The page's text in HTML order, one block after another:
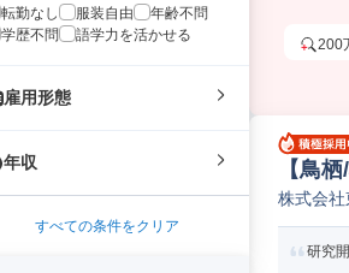
転勤なし
服装自由
年齢不問
学歴不問
語学力を活かせる
雇用形態
年収
すべての条件をクリア
200
【鳥
発(食
株式会
研究